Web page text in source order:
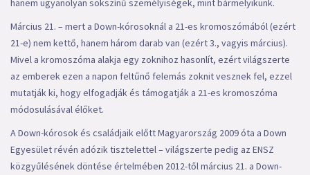
hanem ugyanolyan sokszínű személyiségek, mint bármelyikünk.
Március 21. – mert a Down-kórosoknál a 21-es kromoszómából (ezért
21-e) nem kettő, hanem három darab van (ezért 3., vagyis március).
Mivel a kromoszóma alakja egy zoknihoz hasonlít, ezért világszerte
az emberek ezen a napon feltűnő felemás zoknit vesznek fel, ezzel
mutatják ki, hogy elfogadják és támogatják a 21-es kromoszóma
módosulásával élőket.
A Down-kórosok és családjaik előtt Magyarország 2009 óta a Down
Egyesület révén adózik tisztelettel – világszerte pedig az ENSZ
közgyűlésének döntése értelmében 2012-től március 21. a Down-